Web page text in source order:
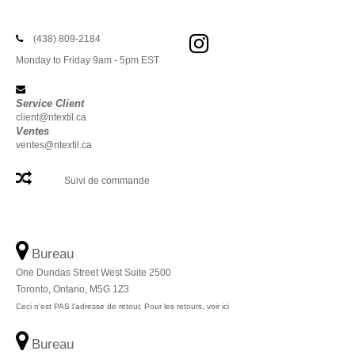
(438) 809-2184
Monday to Friday 9am - 5pm EST
Service Client
client@ntextil.ca
Ventes
ventes@ntextil.ca
Suivi de commande
Bureau
One Dundas Street West Suite 2500
Toronto, Ontario, M5G 1Z3
Ceci n'est PAS l'adresse de retour. Pour les retours, voir ici
Bureau